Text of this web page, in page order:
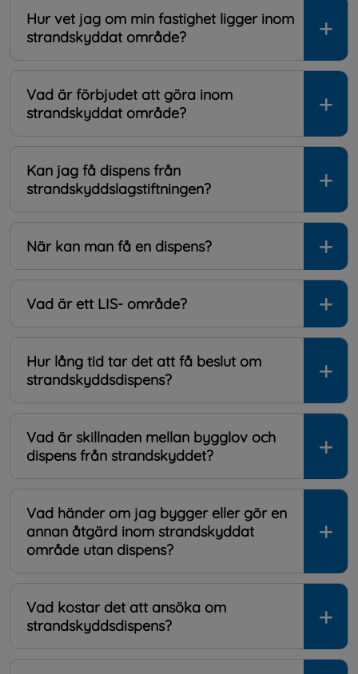
Hur vet jag om min fastighet ligger inom
strandskyddat område?
Vad är förbjudet att göra inom
strandskyddat område?
Kan jag få dispens från
strandskyddslagstiftningen?
När kan man få en dispens?
Vad är ett LIS- område?
Hur lång tid tar det att få beslut om
strandskyddsdispens?
Vad är skillnaden mellan bygglov och
dispens från strandskyddet?
Vad händer om jag bygger eller gör en
annan åtgärd inom strandskyddat
område utan dispens?
Vad kostar det att ansöka om
strandskyddsdispens?